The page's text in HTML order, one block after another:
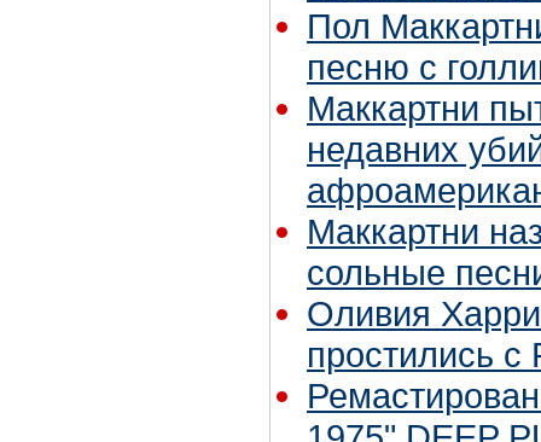
Пол
песню с
Маккартни
недавних
Маккартни
сольные
Оливия
простились